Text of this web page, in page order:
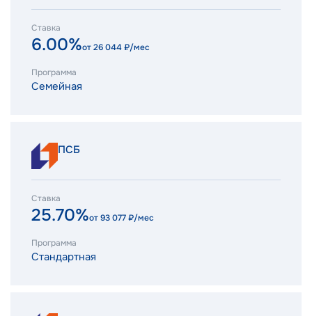
Ставка
6.00%от26 044₽/мес
Программа
Семейная
ПСБ
Ставка
25.70%от93 077₽/мес
Программа
Стандартная